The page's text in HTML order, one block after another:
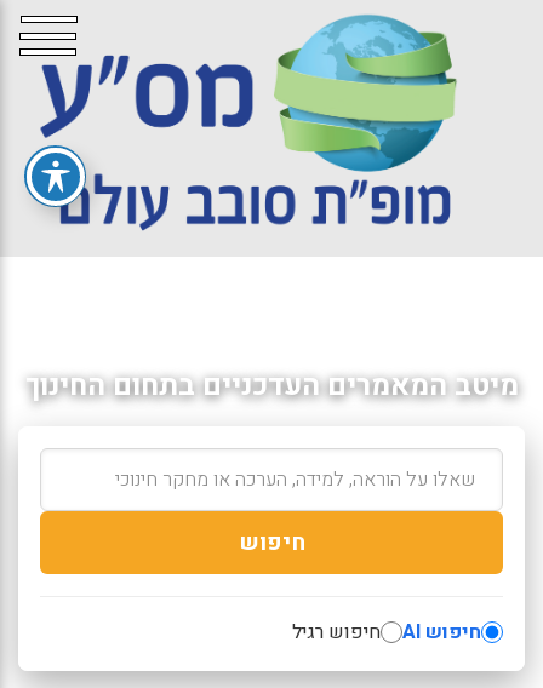
מיטב המאמרים העדכניים בתחום החינוך
חיפוש
חיפוש AI חיפוש רגיל